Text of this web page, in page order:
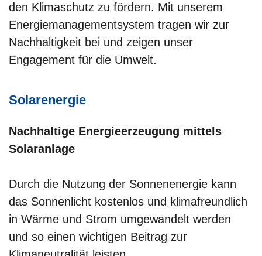
den Klimaschutz zu fördern. Mit unserem
Energiemanagementsystem tragen wir zur
Nachhaltigkeit bei und zeigen unser
Engagement für die Umwelt.
Solarenergie
Nachhaltige Energieerzeugung mittels
Solaranlage
Durch die Nutzung der Sonnenenergie kann
das Sonnenlicht kostenlos und klimafreundlich
in Wärme und Strom umgewandelt werden
und so einen wichtigen Beitrag zur